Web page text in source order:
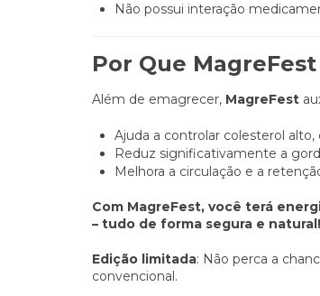
Não possui interação
Por Que
Além de emagrecer, MagreFest
Ajuda a controlar colesterol
Reduz significativamente a
Melhora a circulação e a
Com MagreFest, você terá
– tudo de forma segura e natural!
Edição limitada: Não perca a
convencional.